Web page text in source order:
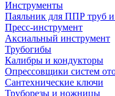
Инструменты
Паяльник для ППР труб
Пресс-инструмент
Аксиальный инструмент
Трубогибы
Калибры и кондукторы
Опрессовщики систем
Сантехнические ключи
Труборезы и ножницы